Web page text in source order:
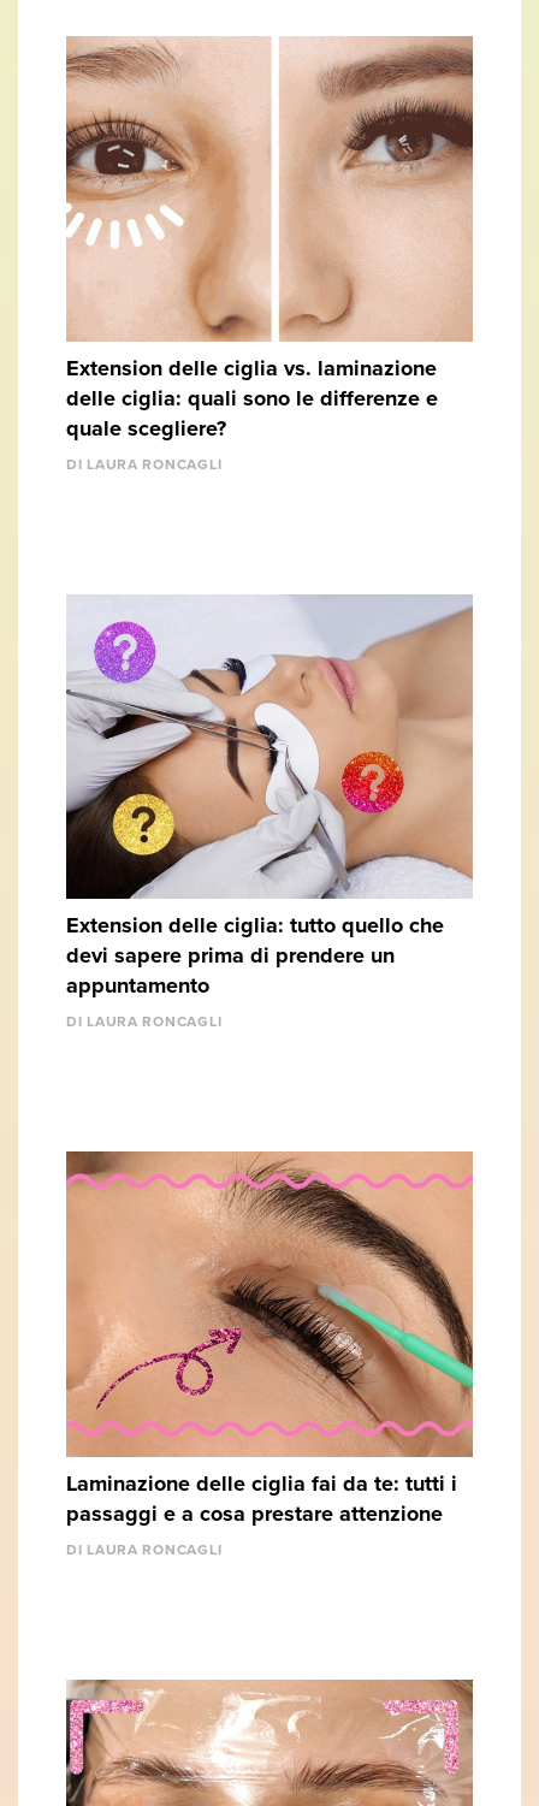
Extension delle ciglia vs. laminazione
delle ciglia: quali sono le differenze e
quale scegliere?
DI LAURA RONCAGLI
Extension delle ciglia: tutto quello che
devi sapere prima di prendere un
appuntamento
DI LAURA RONCAGLI
Laminazione delle ciglia fai da te: tutti i
passaggi e a cosa prestare attenzione
DI LAURA RONCAGLI